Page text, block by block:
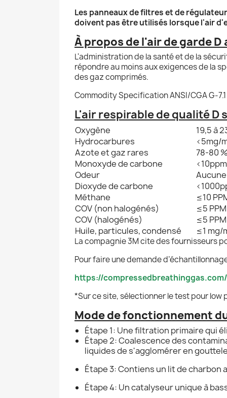
Les panneaux de filtres et de
doivent pas être utilisés lorsque l'air
À propos de l'air de garde D
L'administration de la santé et de la
répondre au moins aux exigences de la
des gaz comprimés.
Commodity Specification ANSI/CGA G-
L'air respirable de qualité D
Oxygène
19,5 à
Hydrocarbures
<5mg/
Azote et gaz rares
78-80
Monoxyde de carbone
<10ppm
Odeur
Dioxyde de carbone
Méthane
≤10
COV (non halogénés)
≤5
COV (halogénés)
≤5
Huile, particules, condensé
≤1 mg/
La compagnie 3M cite des fournisseurs
Pour faire une demande
https://
*Sur ce site, sélectionner le test pour low
Mode de fonctionnement
Étape 1: Une filtration primaire qui
Étape 2: Coalescence des
liquides de s'agglomérer en
Étape 3: Contiens un lit de
Étape 4: Un catalyseur unique à